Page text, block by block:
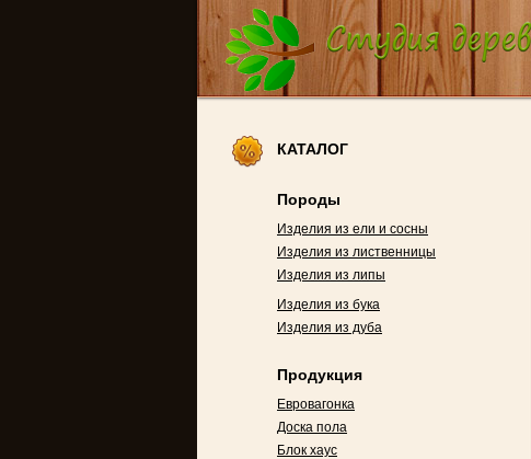
КАТАЛОГ
Породы
Изделия из ели и сосны
Изделия из лиственницы
Изделия из липы
Изделия из бука
Изделия из дуба
Продукция
Евровагонка
Доска пола
Блок хаус